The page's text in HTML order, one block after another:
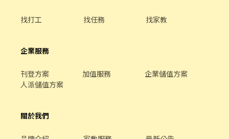
找打工 找任務 找家教
企業服務
刊登方案 加值服務
企業儲值方案
人派儲值方案
關於我們